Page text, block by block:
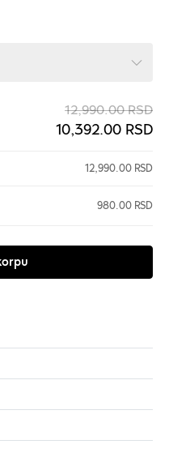
12,990.00 RSD
10,392.00 RSD
12,990.00 RSD
980.00 RSD